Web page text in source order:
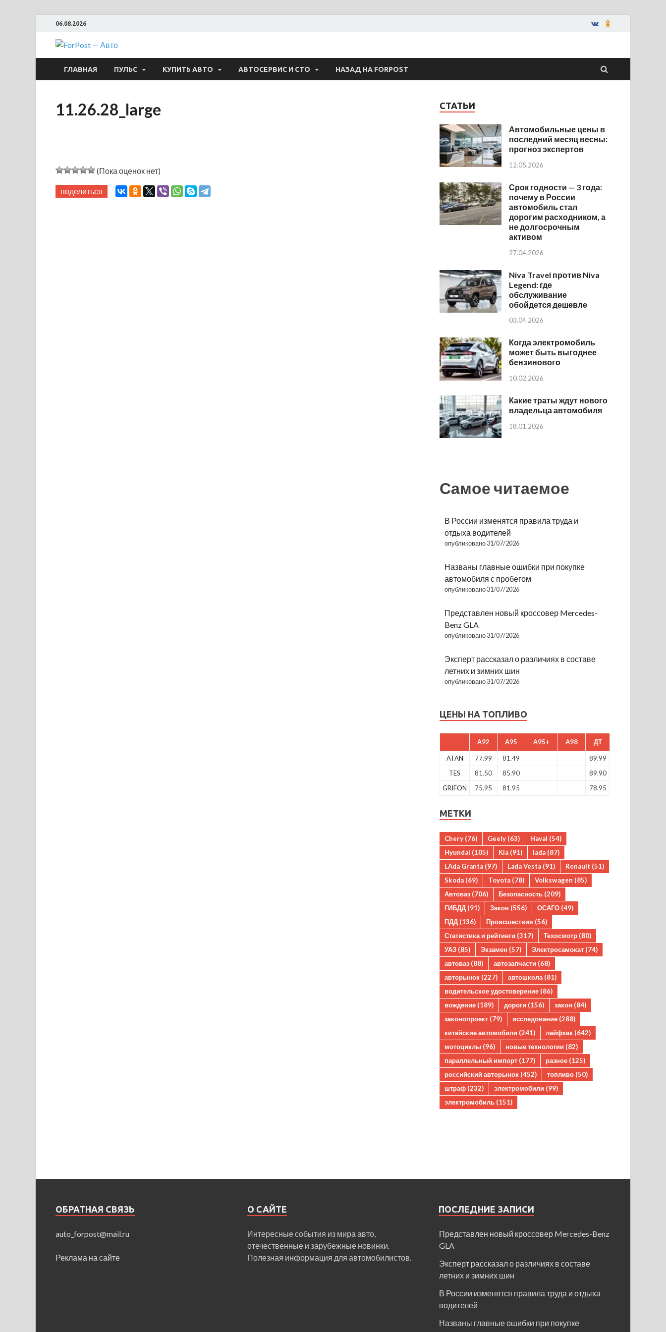
06.08.2026
ForPost — Авто
ГЛАВНАЯ ПУЛЬС КУПИТЬ АВТО АВТОСЕРВИС И СТО НАЗАД НА FORPOST
11.26.28_large
(Пока оценок нет)
поделиться
СТАТЬИ
Автомобильные цены в
последний месяц весны:
прогноз экспертов
12.05.2026
Срок годности — 3 года:
почему в России
автомобиль стал
дорогим расходником, а
не долгосрочным
активом
27.04.2026
Niva Travel против Niva
Legend: где
обслуживание
обойдется дешевле
03.04.2026
Когда электромобиль
может быть выгоднее
бензинового
10.02.2026
Какие траты ждут нового
владельца автомобиля
18.01.2026
Самое читаемое
В России изменятся правила труда и
отдыха водителей
опубликовано 31/07/2026
Названы главные ошибки при покупке
автомобиля с пробегом
опубликовано 31/07/2026
Представлен новый кроссовер Mercedes-
Benz GLA
опубликовано 31/07/2026
Эксперт рассказал о различиях в составе
летних и зимних шин
опубликовано 31/07/2026
ЦЕНЫ НА ТОПЛИВО
A92 A95 A95+ A98 ДТ
ATAN 77.99 81.49
89.99
TES
81.50 85.90
89.90
GRIFON
75.95 81.95 78.95
МЕТКИ
Chery (76) Geely (63) Haval (54)
Hyundai (105) Kia (91) lada (87)
LAda Granta (97) Lada Vesta (91) Renault (51)
Skoda (69) Toyota (78) Volkswagen (85)
Автоваз (706) Безопасность (209)
ГИБДД (91) Закон (556) ОСАГО (49)
ПДД (136) Происшествия (56)
Статистика и рейтинги (317) Техосмотр (80)
УАЗ (85) Экзамен (57) Электросамокат (74)
автоваз (88) автозапчасти (68)
авторынок (227) автошкола (81)
водительское удостоверение (86)
вождение (189) дороги (156) закон (84)
законопроект (79) исследование (288)
китайские автомобили (241) лайфхак (642)
мотоциклы (96) новые технологии (82)
параллельный импорт (177) разное (125)
российский авторынок (452) топливо (50)
штраф (232) электромобили (99)
электромобиль (151)
ОБРАТНАЯ СВЯЗЬ
auto_forpost@mail.ru
Реклама на сайте
О САЙТЕ
Интересные события из мира авто,
отечественные и зарубежные новинки.
Полезная информация для автомобилистов.
ПОСЛЕДНИЕ ЗАПИСИ
Представлен новый кроссовер Mercedes-Benz
GLA
Эксперт рассказал о различиях в составе
летних и зимних шин
В России изменятся правила труда и отдыха
водителей
Названы главные ошибки при покупке